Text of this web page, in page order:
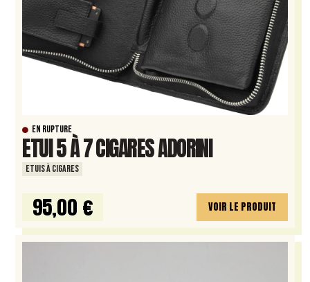
EN RUPTURE
ETUI 5 À 7 CIGARES ADORINI
ETUIS À CIGARES
95,00 € VOIR LE PRODUIT